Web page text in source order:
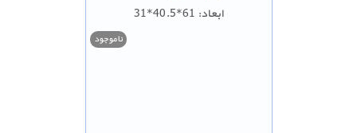
ابعاد: 61*40.5*31
ناموجود